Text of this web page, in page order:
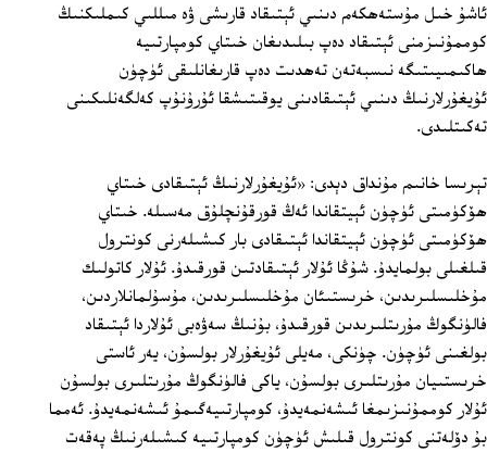
ئاشۇ خىل مۇستەھكەم دىنىي ئېتىقاد قارىشى ۋە مىللىي كىملىكنىڭ
كوممۇنىزمنى ئېتىقاد دەپ بىلىدىغان خىتاي كومپارتىيە
ھاكىمىيىتىگە نىسبەتەن تەھدىت دەپ قارىغانلىقى ئۈچۈن
ئۇيغۇرلارنىڭ دىنىي ئېتىقادىنى يوقىتىشقا ئۇرۇنۇپ كەلگەنلىكىنى
تەكىتلىدى.
تېرىسا خانىم مۇنداق دېدى: «ئۇيغۇرلارنىڭ ئېتىقادى خىتاي
ھۆكۈمىتى ئۈچۈن ئېيتقاندا ئەڭ قورقۇنچلۇق مەسىلە. خىتاي
ھۆكۈمىتى ئۈچۈن ئېيتقاندا ئېتىقادى بار كىشىلەرنى كونترول
قىلغىلى بولمايدۇ. شۇڭا ئۇلار ئېتىقادتىن قورقىدۇ. ئۇلار كاتولىك
مۇخلىسلىرىدىن، خرىستىئان مۇخلىسلىرىدىن، مۇسۇلمانلاردىن،
فالۈنگوڭ مۇرىتلىرىدىن قورقىدۇ، بۇنىڭ سەۋەبى ئۇلاردا ئېتىقاد
بولغىنى ئۈچۈن. چۈنكى، مەيلى ئۇيغۇرلار بولسۇن، يەر ئاستى
خرىستىيان مۇرىتلىرى بولسۇن، ياكى فالۈنگوڭ مۇرىتلىرى بولسۇن
ئۇلار كوممۇنىزىمغا ئىشەنمەيدۇ، كومپارتىيەگىمۇ ئىشەنمەيدۇ. ئەمما
بۇ دۆلەتنى كونترول قىلىش ئۈچۈن كومپارتىيە كىشىلەرنىڭ پەقەت